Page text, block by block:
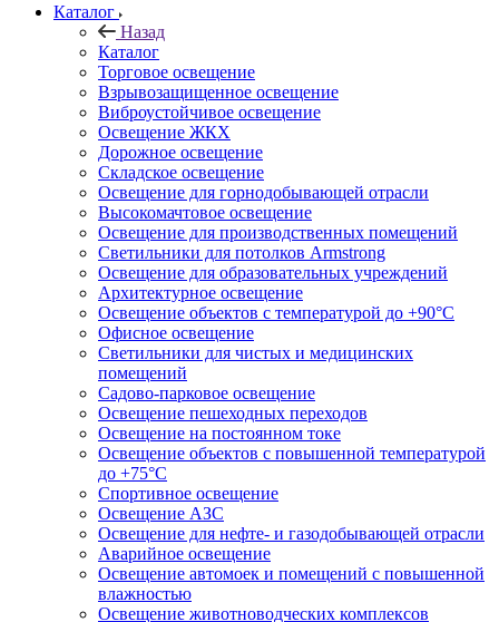
Каталог
Назад
Каталог
Торговое освещение
Взрывозащищенное освещение
Виброустойчивое освещение
Освещение ЖКХ
Дорожное освещение
Складское освещение
Освещение для горнодобывающей отрасли
Высокомачтовое освещение
Освещение для производственных помещений
Светильники для потолков Armstrong
Освещение для образовательных учреждений
Архитектурное освещение
Освещение объектов с температурой до +90°С
Офисное освещение
Светильники для чистых и медицинских
помещений
Садово-парковое освещение
Освещение пешеходных переходов
Освещение на постоянном токе
Освещение объектов с повышенной температурой
до +75°C
Спортивное освещение
Освещение АЗС
Освещение для нефте- и газодобывающей отрасли
Аварийное освещение
Освещение автомоек и помещений с повышенной
влажностью
Освещение животноводческих комплексов